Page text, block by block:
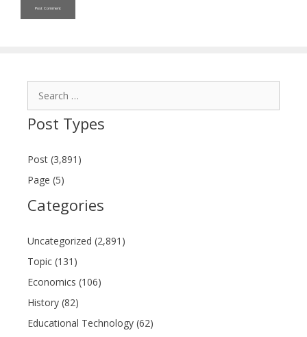
Post Types
Post (3,891)
Page (5)
Categories
Uncategorized (2,891)
Topic (131)
Economics (106)
History (82)
Educational Technology (62)